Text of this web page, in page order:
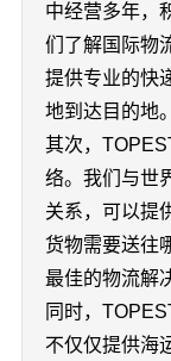
中经营多年，
们了解国际物
提供专业的快
地到达目的地。
其次，
络。我们与世
关系，可以提
货物需要送往
最佳的物流解
同时，
不仅仅提供海